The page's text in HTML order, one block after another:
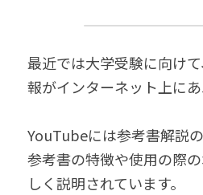
最近では大学受験に向け
報がインターネット上にあ
YouTubeには参考書解説
参考書の特徴や使用の際
しく説明されています。